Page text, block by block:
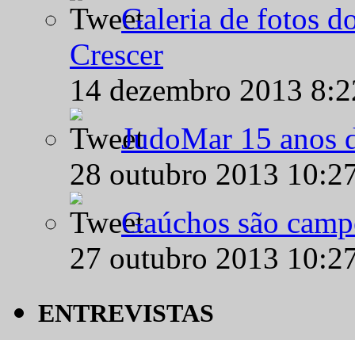
Galeria de fotos
Crescer
14 dezembro 2013
JudoMar 15 anos
28 outubro 2013
Gaúchos são
27 outubro 2013
ENTREVISTAS